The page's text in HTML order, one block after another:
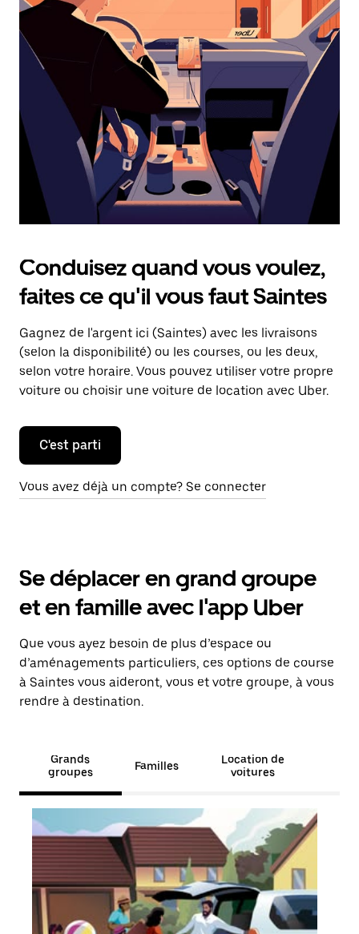
sélectionner
une
date.
Appuyez
d'échappement
pour
fermer
calendrier.
Conduisez quand vous voulez,
faites ce qu'il vous faut Saintes
Gagnez de l'argent ici (Saintes) avec les livraisons
(selon la disponibilité) ou les courses, ou les deux,
selon votre horaire. Vous pouvez utiliser votre propre
voiture ou choisir une voiture de location avec Uber.
C'est parti
Vous avez déjà un compte? Se connecter
Se déplacer en grand groupe
et en famille avec l'app Uber
Que vous ayez besoin de plus d’espace ou
d’aménagements particuliers, ces options de course
à Saintes vous aideront, vous et votre groupe, à vous
rendre à destination.
Grands
groupes
Familles
Location de
voitures